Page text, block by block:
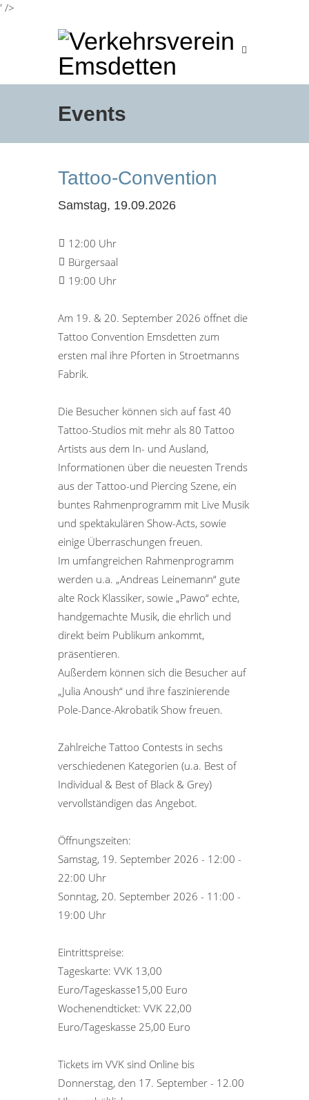
' />
Events
Tattoo-Convention
Samstag, 19.09.2026
12:00 Uhr
Bürgersaal
19:00 Uhr
Am 19. & 20. September 2026 öffnet die
Tattoo Convention Emsdetten zum
ersten mal ihre Pforten in Stroetmanns
Fabrik.
Die Besucher können sich auf fast 40
Tattoo-Studios mit mehr als 80 Tattoo
Artists aus dem In- und Ausland,
Informationen über die neuesten Trends
aus der Tattoo-und Piercing Szene, ein
buntes Rahmenprogramm mit Live Musik
und spektakulären Show-Acts, sowie
einige Überraschungen freuen.
Im umfangreichen Rahmenprogramm
werden u.a. „Andreas Leinemann“ gute
alte Rock Klassiker, sowie „Pawo“ echte,
handgemachte Musik, die ehrlich und
direkt beim Publikum ankommt,
präsentieren.
Außerdem können sich die Besucher auf
„Julia Anoush“ und ihre faszinierende
Pole-Dance-Akrobatik Show freuen.
Zahlreiche Tattoo Contests in sechs
verschiedenen Kategorien (u.a. Best of
Individual & Best of Black & Grey)
vervollständigen das Angebot.
Öffnungszeiten:
Samstag, 19. September 2026 - 12:00 -
22:00 Uhr
Sonntag, 20. September 2026 - 11:00 -
19:00 Uhr
Eintrittspreise:
Tageskarte: VVK 13,00
Euro/Tageskasse15,00 Euro
Wochenendticket: VVK 22,00
Euro/Tageskasse 25,00 Euro
Tickets im VVK sind Online bis
Donnerstag, den 17. September - 12.00